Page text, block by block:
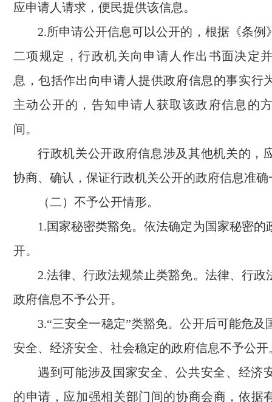
应申请人请求，便民提供该信息。
2.所申请公开信息可以公开的，根据《条例
二项规定，行政机关向申请人作出书面决定
息，包括作出向申请人提供政府信息的事实行
主动公开的，告知申请人获取该政府信息的
间。
行政机关公开政府信息涉及其他机关的，
协商、确认，保证行政机关公开的政府信息准确
（二）不予公开情形。
1.国家秘密类豁免。依法确定为国家秘密的
开。
2.法律、行政法规禁止类豁免。法律、行政
政府信息不予公开。
3.“三安全一稳定”类豁免。公开后可能危及
安全、经济安全、社会稳定的政府信息不予公开
遇到可能涉及国家安全、公共安全、经济
的申请，应加强相关部门间的协商会商，依据